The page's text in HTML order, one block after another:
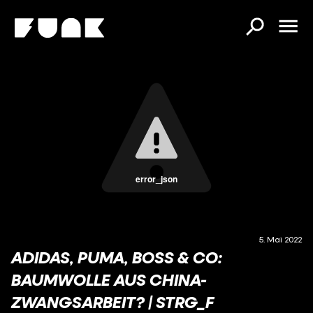
error_json
5. Mai 2022
ADIDAS, PUMA, BOSS & CO:
BAUMWOLLE AUS CHINA-
ZWANGSARBEIT? | STRG_F